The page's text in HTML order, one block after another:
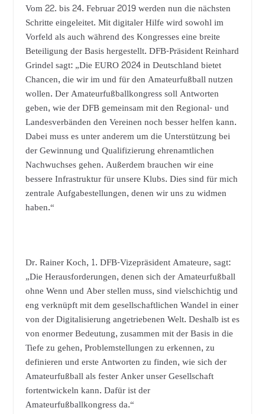
Vom 22. bis 24. Februar 2019 werden nun die nächsten
Schritte eingeleitet. Mit digitaler Hilfe wird sowohl im
Vorfeld als auch während des Kongresses eine breite
Beteiligung der Basis hergestellt. DFB-Präsident Reinhard
Grindel sagt: „Die EURO 2024 in Deutschland bietet
Chancen, die wir im und für den Amateurfußball nutzen
wollen. Der Amateurfußballkongress soll Antworten
geben, wie der DFB gemeinsam mit den Regional- und
Landesverbänden den Vereinen noch besser helfen kann.
Dabei muss es unter anderem um die Unterstützung bei
der Gewinnung und Qualifizierung ehrenamtlichen
Nachwuchses gehen. Außerdem brauchen wir eine
bessere Infrastruktur für unsere Klubs. Dies sind für mich
zentrale Aufgabestellungen, denen wir uns zu widmen
haben.“
Dr. Rainer Koch, 1. DFB-Vizepräsident Amateure, sagt:
„Die Herausforderungen, denen sich der Amateurfußball
ohne Wenn und Aber stellen muss, sind vielschichtig und
eng verknüpft mit dem gesellschaftlichen Wandel in einer
von der Digitalisierung angetriebenen Welt. Deshalb ist es
von enormer Bedeutung, zusammen mit der Basis in die
Tiefe zu gehen, Problemstellungen zu erkennen, zu
definieren und erste Antworten zu finden, wie sich der
Amateurfußball als fester Anker unser Gesellschaft
fortentwickeln kann. Dafür ist der
Amateurfußballkongress da.“